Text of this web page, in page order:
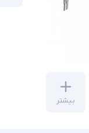
بیشتر